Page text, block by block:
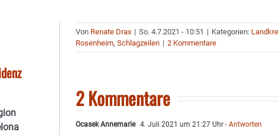
Von Renate Drax | So. 4.7.2021 - 10:51 | Kategorien:
Rosenheim,Schlagzeilen | 2 Kommentare
2 Kommentare
Ocasek Annemarie 4. Juli 2021 um 21:27 Uhr - Antworten